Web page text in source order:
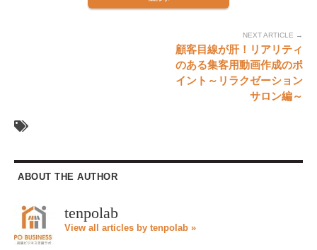
NEXT ARTICLE →
顧客目線が肝！リアリティ
のある集客用動画作成のポ
イント～リラクゼーション
サロン編～
ABOUT THE AUTHOR
tenpolab
View all articles by tenpolab »